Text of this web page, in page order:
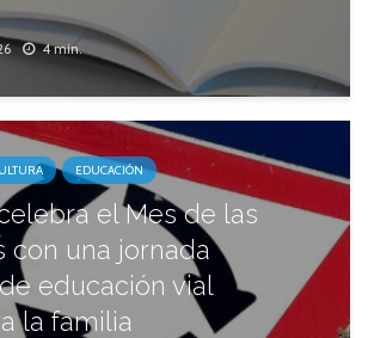
4 min.
EDUCACIÓN
el Mes de las
con una jornada
educación vial
la familia